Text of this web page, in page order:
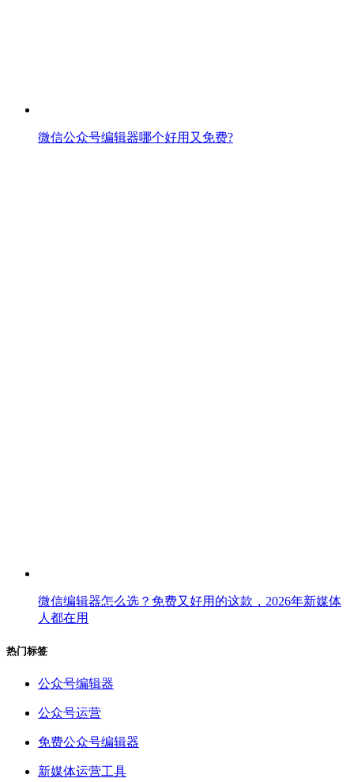
微信公众号编辑器哪个好用又免费?
微信编辑器怎么选？免费又好用的这款，2026年新媒体
人都在用
热门标签
公众号编辑器
公众号运营
免费公众号编辑器
新媒体运营工具